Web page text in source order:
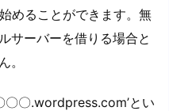
めることができます。無
サーバーを借りる場合と
。
〇.wordpress.com’とい